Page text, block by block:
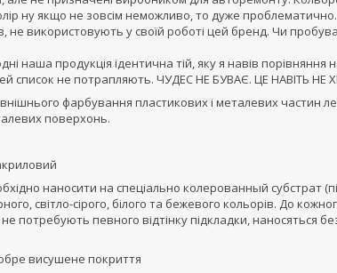
ну якщо не зовсім неможливо, то дуже проблематично.
не використовують у своїй роботі цей бренд. Чи
наша продукція ідентична тій, яку я навів
список не потрапляють. ЧУДЕС НЕ БУВАЄ. ЦЕ НАВІТЬ НЕ
фарбування пластикових і металевих частин
поверхонь.
наносити на спеціально колерованный субстрат
світло-сірого, білого та бежевого кольорів. До
потребують певного відтінку підкладки, наносяться
висушене покриття